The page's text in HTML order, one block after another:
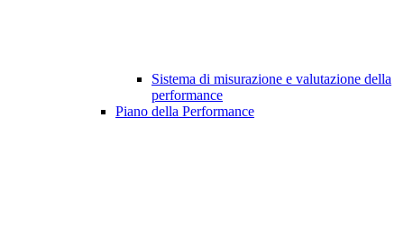
Sistema di misurazione e valutazione della
performance
Piano della Performance